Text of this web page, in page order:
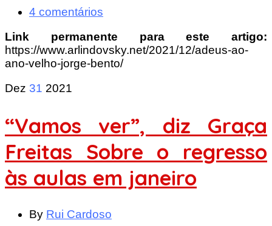
4 comentários
Link permanente para este artigo:
https://www.arlindovsky.net/2021/12/adeus-ao-
ano-velho-jorge-bento/
Dez 31 2021
“Vamos ver”, diz Graça
Freitas Sobre o regresso
às aulas em janeiro
By Rui Cardoso